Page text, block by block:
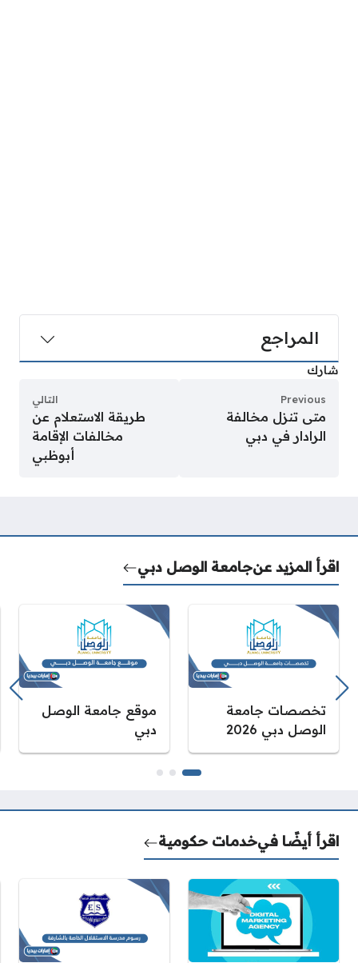
المراجع
شارك
Previous
متى تنزل مخالفة
الرادار في دبي
التالي
طريقة الاستعلام عن
مخالفات الإقامة
أبوظبي
اقرأ المزيد عنجامعة الوصل دبي
تخصصات جامعة
الوصل دبي 2026
موقع جامعة الوصل
دبي
اقرأ أيضًا فيخدمات حكومية